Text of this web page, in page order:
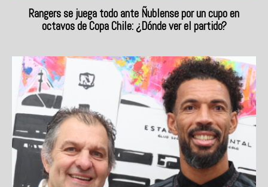
Rangers se juega todo ante Ñublense por un cupo en
octavos de Copa Chile: ¿Dónde ver el partido?